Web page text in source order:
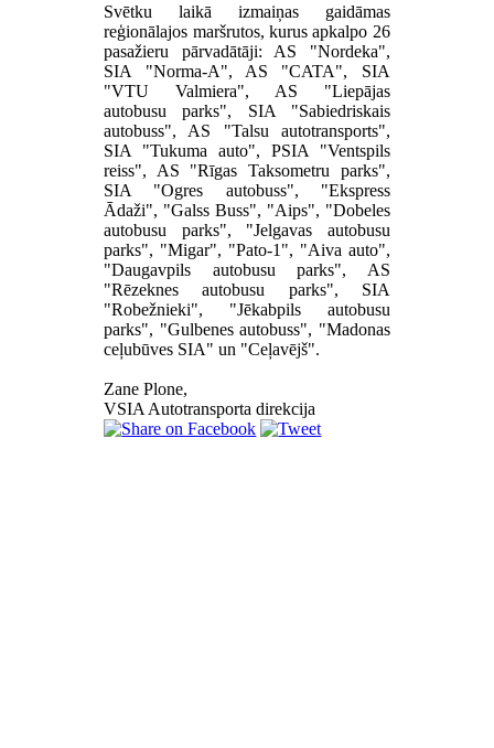
Svētku laikā izmaiņas gaidāmas
reģionālajos maršrutos, kurus apkalpo 26
pasažieru pārvadātāji: AS "Nordeka",
SIA "Norma-A", AS "CATA", SIA
"VTU Valmiera", AS "Liepājas
autobusu parks", SIA "Sabiedriskais
autobuss", AS "Talsu autotransports",
SIA "Tukuma auto", PSIA "Ventspils
reiss", AS "Rīgas Taksometru parks",
SIA "Ogres autobuss", "Ekspress
Ādaži", "Galss Buss", "Aips", "Dobeles
autobusu parks", "Jelgavas autobusu
parks", "Migar", "Pato-1", "Aiva auto",
"Daugavpils autobusu parks", AS
"Rēzeknes autobusu parks", SIA
"Robežnieki", "Jēkabpils autobusu
parks", "Gulbenes autobuss", "Madonas
ceļubūves SIA" un "Ceļavējš".
Zane Plone,
VSIA Autotransporta direkcija